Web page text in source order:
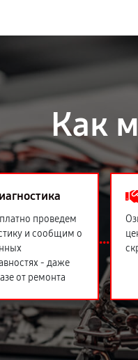
Как
проведем
и сообщим о
- даже
от ремонта